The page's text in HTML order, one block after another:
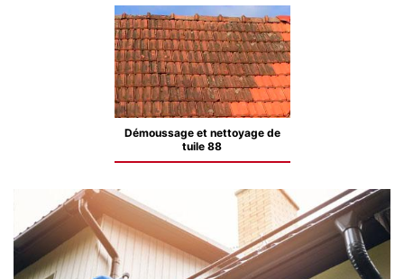
Démoussage et nettoyage de
tuile 88